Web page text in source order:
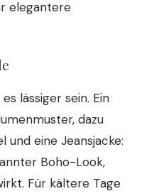
elegantere
lässiger sein. Ein
dazu
und eine Jeansjacke:
Boho-Look,
Für kältere Tage